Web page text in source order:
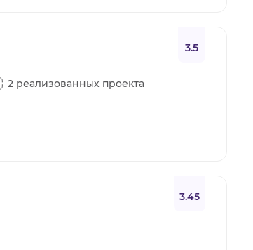
3.5
2 реализованных проекта
3.45